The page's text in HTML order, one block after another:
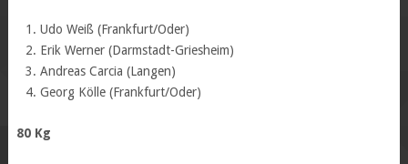
Udo Weiß (Frankfurt/Oder)
Erik Werner (Darmstadt-Griesheim)
Andreas Carcia (Langen)
Georg Kölle (Frankfurt/Oder)
80 Kg